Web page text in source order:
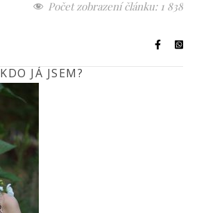
Počet zobrazení článku: 1 838
KDO JÁ JSEM?